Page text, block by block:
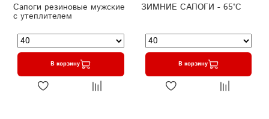
Сапоги резиновые мужские
с утеплителем
В корзину
ЗИМНИЕ САПОГИ - 65°C
В корзину